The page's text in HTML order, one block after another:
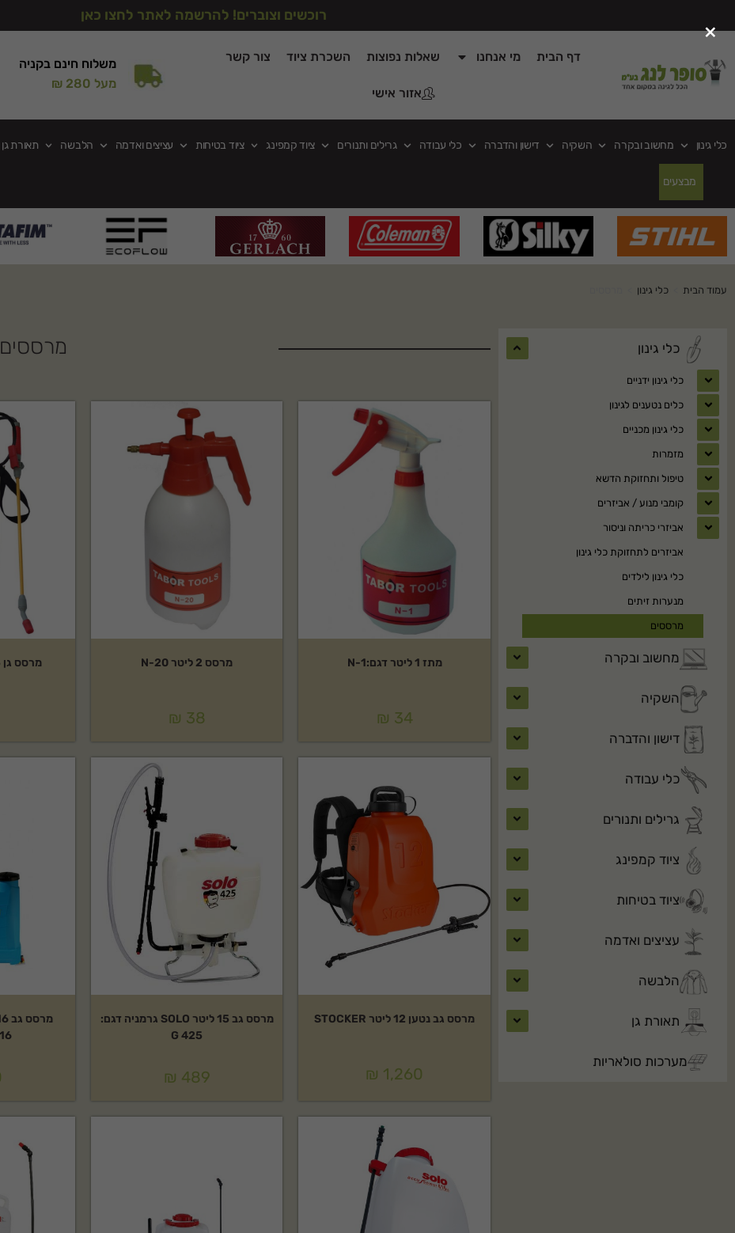
רוכשים וצוברים! להרשמה לאתר לחצו כאן
דף הבית מי אנחנו שאלות נפוצות השכרת ציוד צור קשר
אזור אישי
משלוח חינם בקניה
מעל 280 ₪
כלי גינון מחשוב ובקרה השקיה דישון והדברה כלי עבודה גרילים ותנורים ציוד קמפינג ציוד בטיחות עציצים ואדמה הלבשה תאורת גן
מבצעים
עמוד הבית כלי גינון
כלי גינון
כלי גינון ידניים
כלים נטענים לגינון
כלי גינון מכניים
מזמרות
טיפול ותחזוקת הדשא
קומבי מנוע / אביזרים
אביזרי כריתה וניסור
אביזרים לתחזוקת כלי גינון
כלי גינון לילדים
מנערות זיתים
מרססים
מחשוב ובקרה
השקיה
דישון והדברה
כלי עבודה
גרילים ותנורים
ציוד קמפינג
ציוד בטיחות
עציצים ואדמה
הלבשה
תאורת גן
מערכות סולאריות
מרססים
מתז 1 ליטר דגם:N-1
₪ 34
מרסס 2 ליטר N-20
₪ 38
מרסס גן 5 ליטר דגם: N-50
מרסס גב נטען 12 ליטר STOCKER
₪ 1,260
מרסס גב 15 ליטר SOLO גרמניה דגם:
425 G
₪ 489
×